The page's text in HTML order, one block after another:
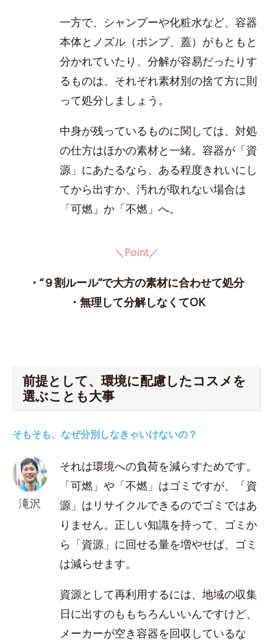
一方で、シャンプーや化粧水など、容器
本体とノズル（ポンプ、蓋）がもともと
分かれていたり、分解が容易だったりす
るものは、それぞれ素材別の捨て方に則
って処分しましょう。
中身が残っているものに関しては、対処
の仕方はほかの素材と一緒。容器が「資
源」にあたるなら、ある程度きれいにし
てから出すか、汚れが取れない場合は
「可燃」か「不燃」へ。
＼Point／
・“９割ルール”で大方の素材に合わせて処分
・無理して分解しなくてOK
前提として、環境に配慮したコスメを
選ぶことも大事
そもそも、なぜ分別しなきゃいけないの？
滝沢
それは環境への負荷を減らすためです。
「可燃」や「不燃」はゴミですが、「資
源」はリサイクルできるのでゴミではあ
りません。正しい知識を持って、ゴミか
ら「資源」に回せる量を増やせば、ゴミ
は減らせます。
資源として再利用するには、地域の収集
日に出すのももちろんいいんですけど、
メーカーが空き容器を回収しているな